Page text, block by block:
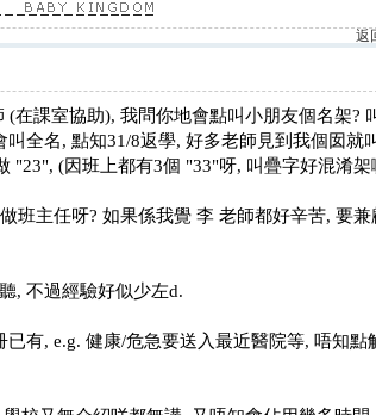
返
(在課室協助), 我問你地會點叫小朋友個名架?
叫全名, 點知31/8返學, 好多老師見到我個囡就
"23", (因班上都有3個 "33"呀, 叫疊字好混淆架
班主任呀? 如果係我覺 李 老師都好辛苦, 要兼
, 不過經驗好似少左d.
已有, e.g. 健康/危急要送入最近醫院等, 唔知點